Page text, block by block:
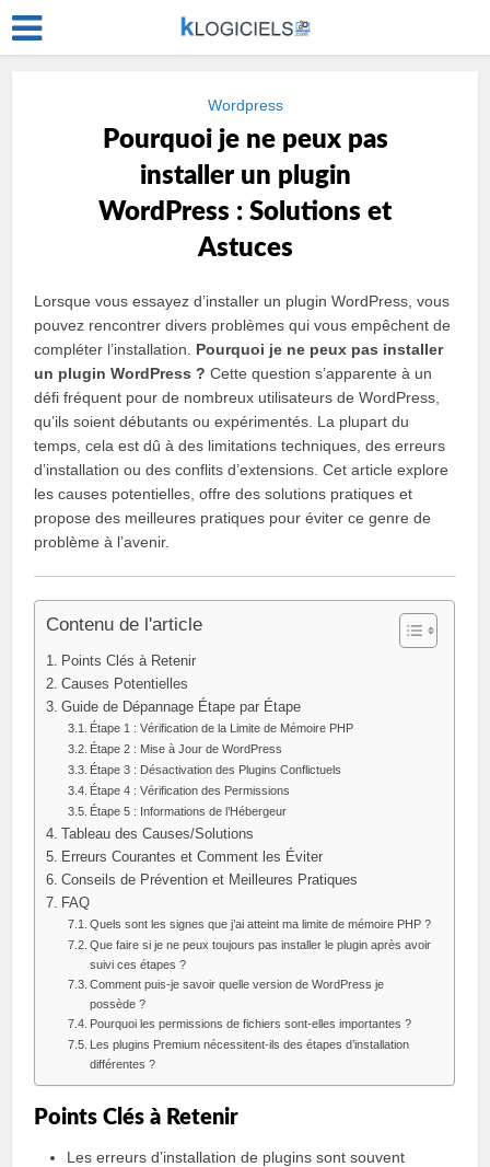
Wordpress
Pourquoi je ne peux pas
installer un plugin
WordPress : Solutions et
Astuces
Lorsque vous essayez d’installer un plugin WordPress, vous
pouvez rencontrer divers problèmes qui vous empêchent de
compléter l’installation. Pourquoi je ne peux pas installer
un plugin WordPress ? Cette question s’apparente à un
défi fréquent pour de nombreux utilisateurs de WordPress,
qu’ils soient débutants ou expérimentés. La plupart du
temps, cela est dû à des limitations techniques, des erreurs
d’installation ou des conflits d’extensions. Cet article explore
les causes potentielles, offre des solutions pratiques et
propose des meilleures pratiques pour éviter ce genre de
problème à l’avenir.
Contenu de l'article
Points Clés à Retenir
Causes Potentielles
Guide de Dépannage Étape par Étape
Étape 1 : Vérification de la Limite de Mémoire PHP
Étape 2 : Mise à Jour de WordPress
Étape 3 : Désactivation des Plugins Conflictuels
Étape 4 : Vérification des Permissions
Étape 5 : Informations de l’Hébergeur
Tableau des Causes/Solutions
Erreurs Courantes et Comment les Éviter
Conseils de Prévention et Meilleures Pratiques
FAQ
Quels sont les signes que j’ai atteint ma limite de mémoire PHP ?
Que faire si je ne peux toujours pas installer le plugin après avoir
suivi ces étapes ?
Comment puis-je savoir quelle version de WordPress je
possède ?
Pourquoi les permissions de fichiers sont-elles importantes ?
Les plugins Premium nécessitent-ils des étapes d’installation
différentes ?
Points Clés à Retenir
Les erreurs d’installation de plugins sont souvent